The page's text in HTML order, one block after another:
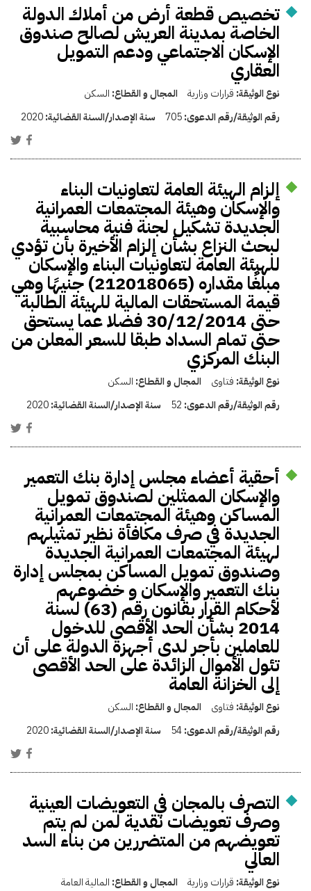
تخصيص قطعة أرض من أملاك الدولة
الخاصة بمدينة العريش لصالح صندوق
الإسكان الاجتماعي ودعم التمويل
العقاري
نوع الوثيقة: قرارات وزارية المجال و القطاع: السكن
رقم الوثيقة/رقم الدعوى:705 سنة الإصدار/السنة القضائية:2020
إلزام الهيئة العامة لتعاونيات البناء
والإسكان وهيئة المجتمعات العمرانية
الجديدة تشكيل لجنة فنية محاسبية
لبحث النزاع بشأن إلزام الأخيرة بأن تؤدي
للهيئة العامة لتعاونيات البناء والإسكان
مبلغًا مقداره (212018065) جنيهًا وهي
قيمة المستحقات المالية للهيئة الطالبة
حتى 30/12/2014 فضلا عما يستحق
حتى تمام السداد طبقا للسعر المعلن من
البنك المركزي
نوع الوثيقة: فتاوى المجال و القطاع: السكن
رقم الوثيقة/رقم الدعوى: 52 سنة الإصدار/السنة القضائية:2020
أحقية أعضاء مجلس إدارة بنك التعمير
والإسكان الممثلين لصندوق تمويل
المساكن وهيئة المجتمعات العمرانية
الجديدة في صرف مكافأة نظير تمثيلهم
لهيئة المجتمعات العمرانية الجديدة
وصندوق تمويل المساكن بمجلس إدارة
بنك التعمير والإسكان و خضوعهم
لأحكام القرار بقانون رقم (63) لسنة
2014 بشأن الحد الأقصى للدخول
للعاملين بأجر لدى أجهزة الدولة على أن
تئول الأموال الزائدة على الحد الأقصى
إلى الخزانة العامة
نوع الوثيقة: فتاوى المجال و القطاع: السكن
رقم الوثيقة/رقم الدعوى:54 سنة الإصدار/السنة القضائية:2020
التصرف بالمجان في التعويضات العينية
وصرف تعويضات نقدية لمن لم يتم
تعويضهم من المتضررين من بناء السد
العالي
نوع الوثيقة: قرارات وزارية المجال و القطاع: المالية العامة